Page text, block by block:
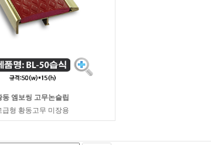
동 엠보씽 고무논슬립
급형 황동고무 미장용